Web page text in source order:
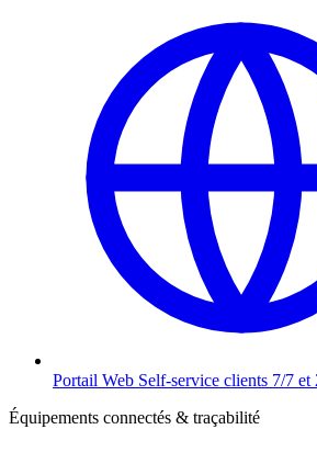
Portail Web Self-service clients 7/7 et
Équipements connectés & traçabilité